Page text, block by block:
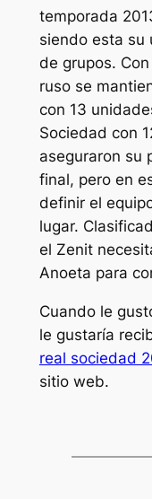
temporada
siendo esta su
de grupos.
ruso se
con 13
Sociedad con
aseguraron su
final, pero en
definir el
lugar.
el Zenit
Anoeta para
Cuando le
le gustaría
real sociedad
sitio web.